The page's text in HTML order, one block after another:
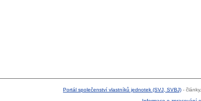
Portál společenství vlastníků jednotek (SVJ, SVBJ) -